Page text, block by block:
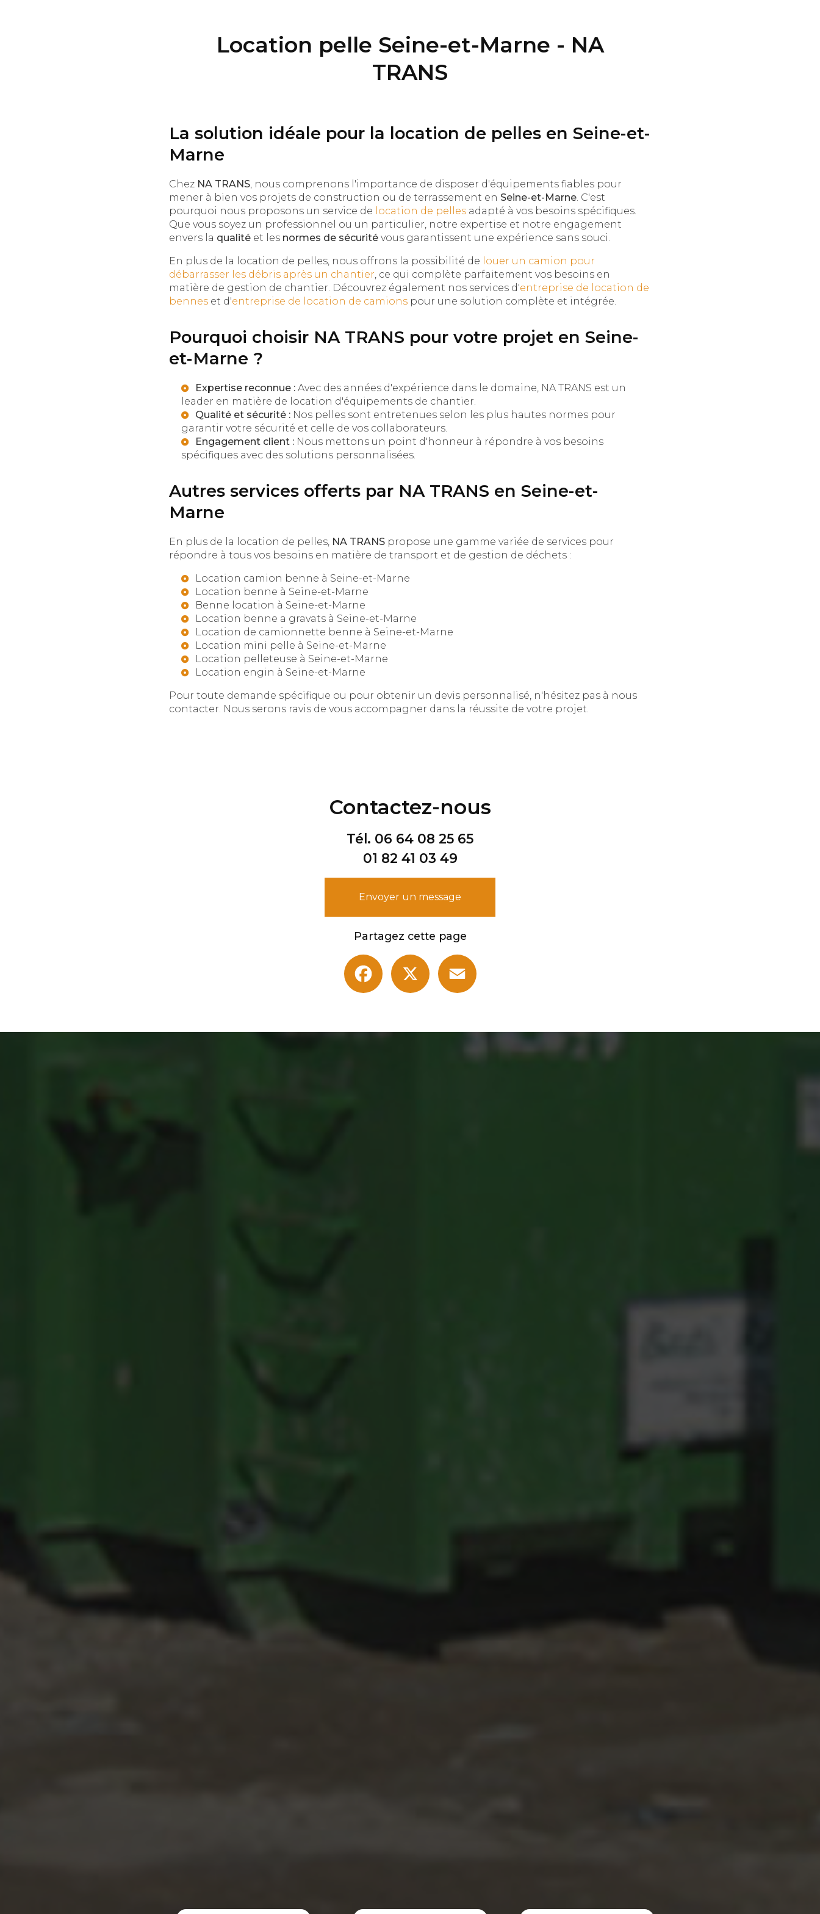
Location pelle Seine-et-Marne - NA
TRANS
La solution idéale pour la location de pelles en Seine-et-
Marne
Chez NA TRANS, nous comprenons l'importance de disposer d'équipements fiables pour
mener à bien vos projets de construction ou de terrassement en Seine-et-Marne. C'est
pourquoi nous proposons un service de location de pelles adapté à vos besoins spécifiques.
Que vous soyez un professionnel ou un particulier, notre expertise et notre engagement
envers la qualité et les normes de sécurité vous garantissent une expérience sans souci.
En plus de la location de pelles, nous offrons la possibilité de louer un camion pour
débarrasser les débris après un chantier, ce qui complète parfaitement vos besoins en
matière de gestion de chantier. Découvrez également nos services d'entreprise de location de
bennes et d'entreprise de location de camions pour une solution complète et intégrée.
Pourquoi choisir NA TRANS pour votre projet en Seine-
et-Marne ?
Expertise reconnue : Avec des années d'expérience dans le domaine, NA TRANS est un
leader en matière de location d'équipements de chantier.
Qualité et sécurité : Nos pelles sont entretenues selon les plus hautes normes pour
garantir votre sécurité et celle de vos collaborateurs.
Engagement client : Nous mettons un point d'honneur à répondre à vos besoins
spécifiques avec des solutions personnalisées.
Autres services offerts par NA TRANS en Seine-et-
Marne
En plus de la location de pelles, NA TRANS propose une gamme variée de services pour
répondre à tous vos besoins en matière de transport et de gestion de déchets :
Location camion benne à Seine-et-Marne
Location benne à Seine-et-Marne
Benne location à Seine-et-Marne
Location benne a gravats à Seine-et-Marne
Location de camionnette benne à Seine-et-Marne
Location mini pelle à Seine-et-Marne
Location pelleteuse à Seine-et-Marne
Location engin à Seine-et-Marne
Pour toute demande spécifique ou pour obtenir un devis personnalisé, n'hésitez pas à nous
contacter. Nous serons ravis de vous accompagner dans la réussite de votre projet.
Contactez-nous
Tél. 06 64 08 25 65
01 82 41 03 49
Envoyer un message
Partagez cette page
Facebook